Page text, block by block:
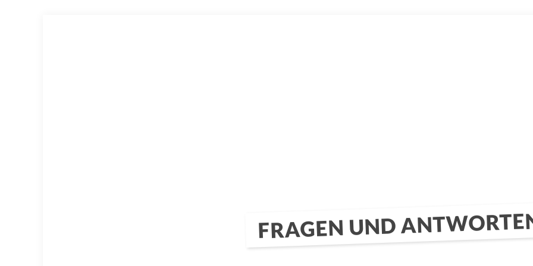
FRAGEN UND